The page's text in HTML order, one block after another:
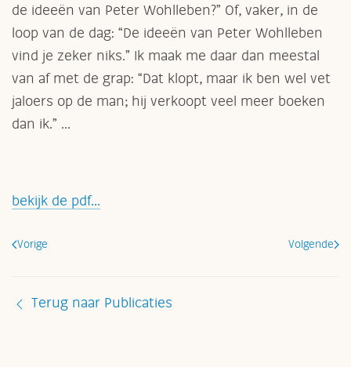
de ideeën van Peter Wohlleben?” Of, vaker, in de
loop van de dag: “De ideeën van Peter Wohlleben
vind je zeker niks.” Ik maak me daar dan meestal
van af met de grap: “Dat klopt, maar ik ben wel vet
jaloers op de man; hij verkoopt veel meer boeken
dan ik.” ...
bekijk de pdf...
Vorige Volgende
Terug naar Publicaties